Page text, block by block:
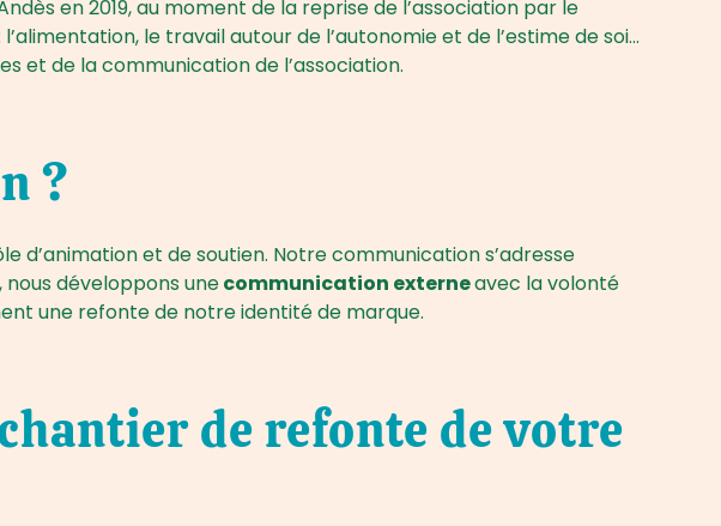
en 2019, au moment de la reprise de l’association par le
l’alimentation, le travail autour de l’autonomie et de l’estime de soi…
et de la communication de l’association.
?
d’animation et de soutien. Notre communication s’adresse
nous développons unecommunication externeavec la volonté
une refonte de notre identité de marque.
de refonte de votre